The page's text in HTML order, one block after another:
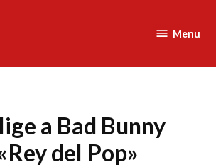
Menu
a Bad Bunny
del Pop»